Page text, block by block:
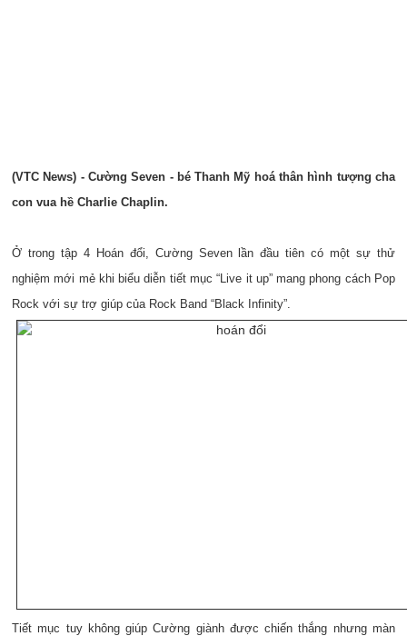
(VTC News) - Cường Seven - bé Thanh Mỹ hoá thân hình tượng cha
con vua hề Charlie Chaplin.
Ở trong tập 4 Hoán đổi, Cường Seven lần đầu tiên có một sự thử
nghiệm mới mẻ khi biểu diễn tiết mục “Live it up” mang phong cách Pop
Rock với sự trợ giúp của Rock Band “Black Infinity”.
Tiết mục tuy không giúp Cường giành được chiến thắng nhưng màn